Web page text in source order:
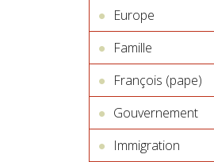
Europe
Famille
François (pape)
Gouvernement
Immigration